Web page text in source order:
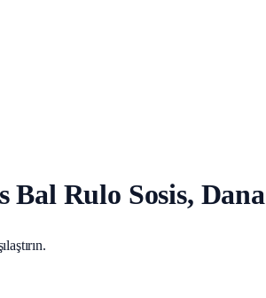
Bal Rulo Sosis, Dana